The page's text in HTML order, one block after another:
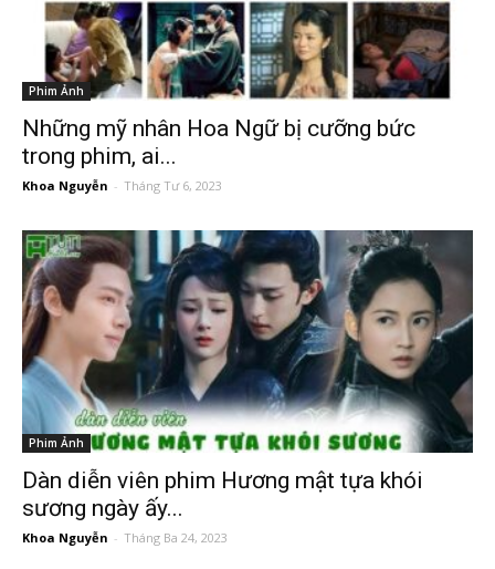
Phim Ảnh
Những mỹ nhân Hoa Ngữ bị cưỡng bức
trong phim, ai...
Khoa Nguyễn - Tháng Tư 6, 2023
Phim Ảnh
Dàn diễn viên phim Hương mật tựa khói
sương ngày ấy...
Khoa Nguyễn - Tháng Ba 24, 2023